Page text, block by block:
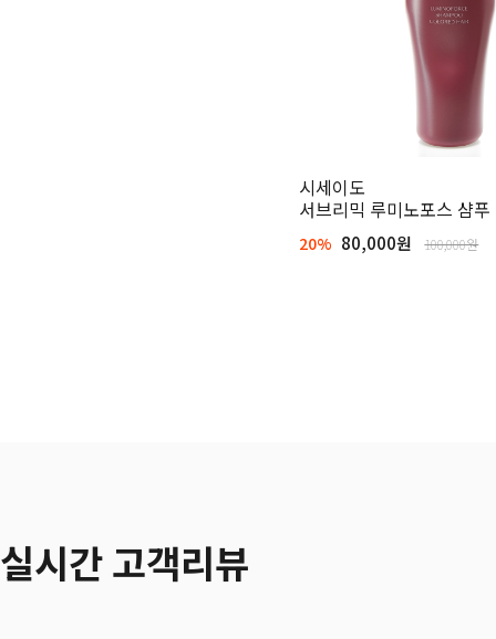
시세이도
서브리믹 루미노포스 샴
20% 80,000원 100,000원
실시간 고객리뷰